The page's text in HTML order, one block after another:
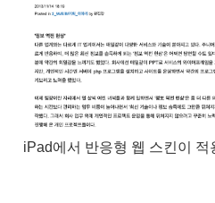
iPad에서 반응형 웹 스킨이 적